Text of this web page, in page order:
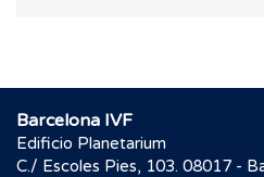
Barcelona IVF
Edificio Planetarium
C./ Escoles Pies, 103. 08017 -